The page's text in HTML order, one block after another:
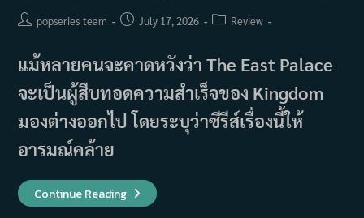
Postpopseries_team
PostJuly 17, 2026
PostReview
แม้หลายคนจะคาดหวังว่า The East Palace
จะเป็นผู้สืบทอดความสำเร็จของ Kingdom
มองต่างออกไป โดยระบุว่าซีรีส์เรื่องนี้ให้
อารมณ์คล้าย
Continue Readingรีวิว
แรก